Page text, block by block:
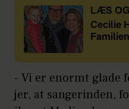
LÆS
Cecilie
Familien
- Vi er enormt glade
jer, at sangerinden,